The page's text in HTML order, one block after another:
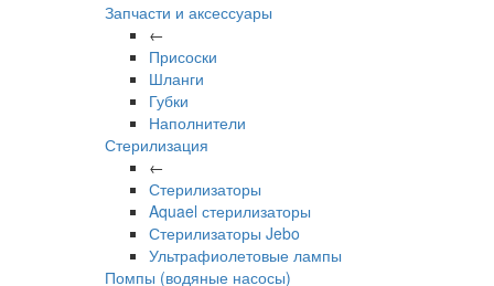
Запчасти и аксессуары
←
Присоски
Шланги
Губки
Наполнители
Стерилизация
←
Стерилизаторы
Aquael стерилизаторы
Стерилизаторы Jebo
Ультрафиолетовые лампы
Помпы (водяные насосы)